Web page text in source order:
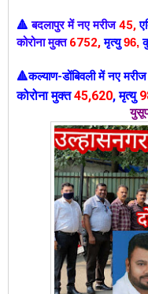
🔺 बदलापुर में नए मरीज45,
कोरोना मुक्त6752,मृत्यु96,
🔺कल्याण-डोंबिवली मेंनए मरीज
कोरोना मुक्त45,620,मृत्यु